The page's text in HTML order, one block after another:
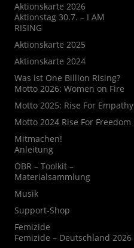
Aktionskarte 2026
Aktionstag 30.7. – I AM
RISING
Aktionskarte 2025
Aktionskarte 2024
Was ist One Billion Rising?
Motto 2026: Women on Fire
Motto 2025: Rise For Empathy
Motto 2024 Rise For Freedom
Mitmachen!
Anleitung
OBR – Toolkit –
Materialsammlung
Musik
Support-Shop
Femizide
Femizide – Deutschland 2026